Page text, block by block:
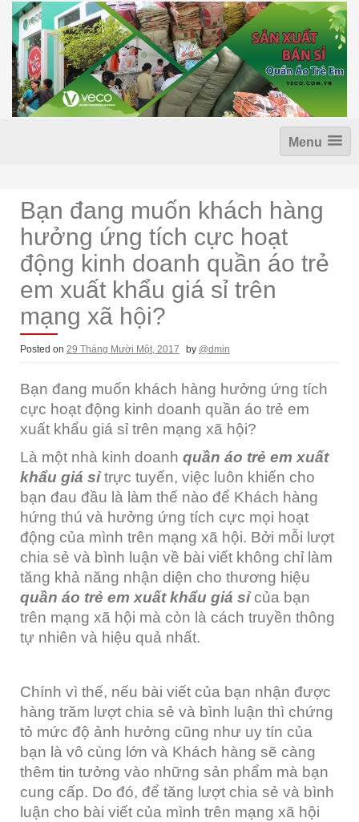
Menu
Bạn đang muốn khách hàng
hưởng ứng tích cực hoạt
động kinh doanh quần áo trẻ
em xuất khẩu giá sỉ trên
mạng xã hội?
Posted on 29 Tháng Mười Một, 2017 by @dmin
Bạn đang muốn khách hàng hưởng ứng tích
cực hoạt động kinh doanh quần áo trẻ em
xuất khẩu giá sỉ trên mạng xã hội?
Là một nhà kinh doanh quần áo trẻ em xuất
khẩu giá sỉ trực tuyến, việc luôn khiến cho
bạn đau đầu là làm thế nào để Khách hàng
hứng thú và hưởng ứng tích cực mọi hoạt
động của mình trên mạng xã hội. Bởi mỗi lượt
chia sẻ và bình luận về bài viết không chỉ làm
tăng khả năng nhận diện cho thương hiệu
quần áo trẻ em xuất khẩu giá sỉcủa bạn
trên mạng xã hội mà còn là cách truyền thông
tự nhiên và hiệu quả nhất.
Chính vì thế, nếu bài viết của bạn nhận được
hàng trăm lượt chia sẻ và bình luận thì chứng
tỏ mức độ ảnh hưởng cũng như uy tín của
bạn là vô cùng lớn và Khách hàng sẽ càng
thêm tin tưởng vào những sản phẩm mà bạn
cung cấp. Do đó, để tăng lượt chia sẻ và bình
luận cho bài viết của mình trên mạng xã hội